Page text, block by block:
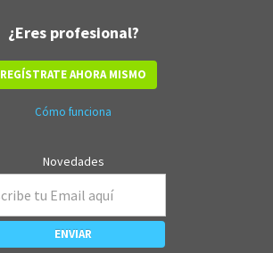
¿Eres profesional?
REGÍSTRATE AHORA MISMO
Cómo funciona
Novedades